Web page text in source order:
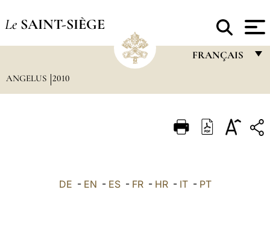
Le SAINT-SIÈGE
FRANÇAIS
ITALIANO
ANGELUS 2010
DE - EN - ES- FR- HR- IT- PT